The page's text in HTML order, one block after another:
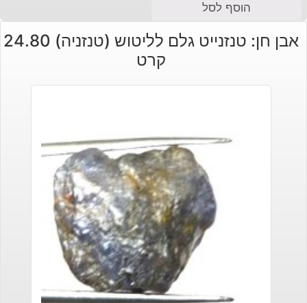
הוסף לסל
אבן חן: טנזנייט גלם לליטוש (טנזניה) 24.80
קרט